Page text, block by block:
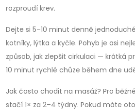
rozproudí krev.
Dejte si 5–10 minut denně
kotníky, lýtka a kyčle. Pohyb je asi
způsob, jak zlepšit cirkulaci — krátká
10 minut rychlé chůze během dne
Jak často chodit na masáž? Pro
stačí 1× za 2–4 týdny. Pokud máte